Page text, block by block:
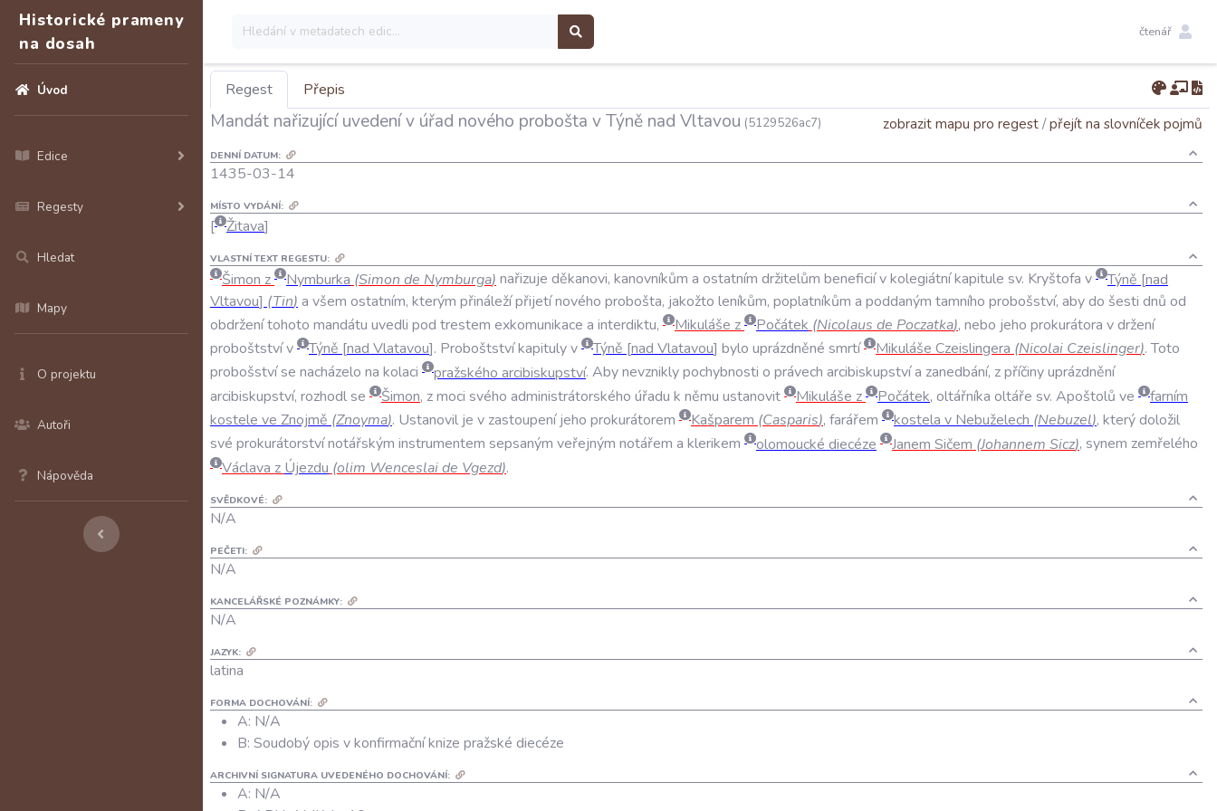
Historické prameny
na dosah
Úvod
Edice
Regesty
Hledat
Mapy
O projektu
Autoři
Nápověda
čtenář
Regest Přepis
Mandát nařizující uvedení v úřad nového probošta v Týně nad Vltavou (5129526ac7) zobrazit mapu pro regest/přejít na slovníček pojmů
DENNÍ DATUM:
1435-03-14
MÍSTO VYDÁNÍ:
Žitava
VLASTNÍ TEXT REGESTU:
Šimon z Nymburka (Simon de Nymburga) nařizuje děkanovi, kanovníkům a ostatním držitelům beneficiívkolegiátníkapitule sv. Kryštofa v Týně nad
Vltavou (Tin) a všem ostatním, kterým přináležípřijetínového probošta, jakožto leníkům, poplatníkům a poddaným tamního probošství, abydo šesti dnů od
obdrženítohoto mandátu uvedli pod trestem exkomunikace a interdiktu, Mikuláše z Počátek (Nicolaus de Poczatka), nebo jeho prokurátora vdržení
proboštstvív Týně nad Vlatavou . Proboštstvíkapitulyv Týně nad Vlatavou bylo uprázdněné smrtí Mikuláše Czeislingera (Nicolai Czeislinger).Toto
probošstvíse nacházelo na kolaci pražského arcibiskupství. Abynevzniklypochybnosti o právech arcibiskupstvía zanedbání, zpříčinyuprázdnění
arcibiskupství, rozhodlse Šimon, zmoci svého administrátorského úřadu k němu ustanovit Mikuláše z Počátek, oltářníka oltáře sv. Apoštolů ve
farním
kostele ve Znojmě (Znoyma). Ustanovil je v zastoupení jeho prokurátorem Kašparem (Casparis), farářem kostela v Nebuželech (Nebuzel), kterýdoložil
své prokurátorstvínotářským instrumentem sepsaným veřejným notářem a klerikem olomoucké diecéze Janem Sičem (Johannem Sicz), synem zemřelého
Václava z Újezdu (olim Wenceslaide Vgezd).
SVĚDKOVÉ:
N/A
PEČETI:
N/A
KANCELÁŘSKÉ POZNÁMKY:
N/A
JAZYK:
latina
FORMA DOCHOVÁNÍ:
A: N/A
B: Soudobý opis v konfirmační knize pražské diecéze
ARCHIVNÍ SIGNATURA UVEDENÉHO DOCHOVÁNÍ:
A: N/A